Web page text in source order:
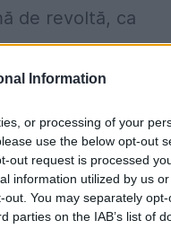
Information
or processing of your
use the below opt-out
out request is processed
information utilized by us
You may separately
parties on the IAB’s list of
de revoltă, ca
UNITER.
HOP!
fiecare dintre ei.
lor
i pe